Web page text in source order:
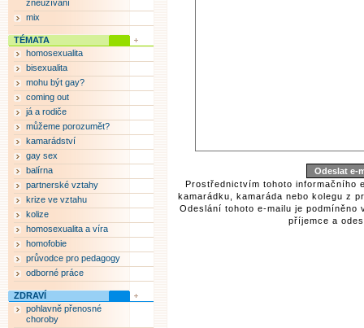
Prostřednictvím tohoto informačního
kamarádku, kamaráda nebo kolegu z
Odeslání tohoto e-mailu je podmíněno
příjemce a
zneužívání
mix
TÉMATA
homosexualita
bisexualita
mohu být gay?
coming out
já a rodiče
můžeme porozumět?
kamarádství
gay sex
balírna
partnerské vztahy
krize ve vztahu
kolize
homosexualita a víra
homofobie
průvodce pro pedagogy
odborné práce
ZDRAVÍ
pohlavně přenosné
choroby